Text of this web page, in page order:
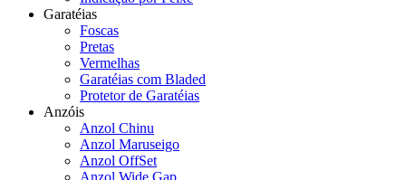
Garatéias
Foscas
Pretas
Vermelhas
Garatéias com Bladed
Protetor de Garatéias
Anzóis
Anzol Chinu
Anzol Maruseigo
Anzol OffSet
Anzol Wide Gap